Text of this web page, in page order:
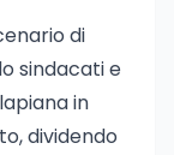
di
sindacati e
in
dividendo